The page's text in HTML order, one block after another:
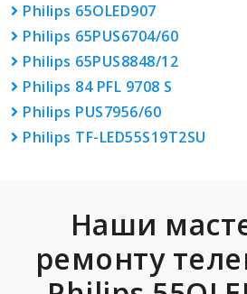
Philips 65OLED907
Philips 65PUS6704/60
Philips 65PUS8848/12
Philips 84 PFL 9708 S
Philips PUS7956/60
Philips TF-LED55S19T2SU
Наши
ремонту